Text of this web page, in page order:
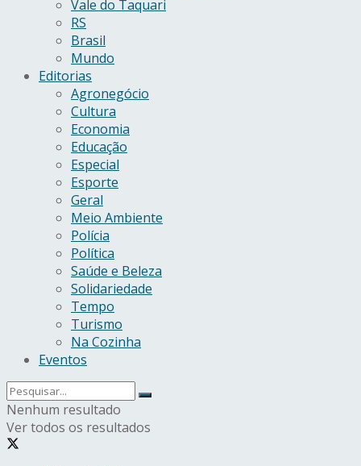
Vale do Taquari
RS
Brasil
Mundo
Editorias
Agronegócio
Cultura
Economia
Educação
Especial
Esporte
Geral
Meio Ambiente
Polícia
Política
Saúde e Beleza
Solidariedade
Tempo
Turismo
Na Cozinha
Eventos
Nenhum resultado
Ver todos os resultados